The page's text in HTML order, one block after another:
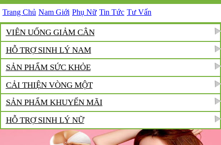
Trang Chủ Nam Giới Phụ Nữ Tin Tức Tư Vấn
VIÊN UỐNG GIẢM CÂN
HỖ TRỢ SINH LÝ NAM
SẢN PHẨM SỨC KHỎE
CẢI THIỆN VÒNG MỘT
SẢN PHẨM KHUYẾN MÃI
HỖ TRỢ SINH LÝ NỮ